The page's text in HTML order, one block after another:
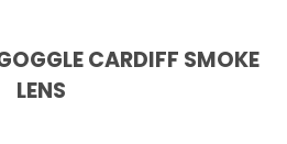
CARDIFF SMOKE
LENS